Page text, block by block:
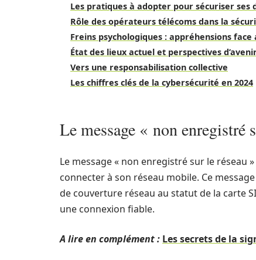
Les pratiques à adopter pour sécuriser ses
Rôle des opérateurs télécoms dans la
Freins psychologiques : appréhensions face
État des lieux actuel et perspectives
Vers une responsabilisation collective
Les chiffres clés de la cybersécurité en 2024
Le message « non enregistré
Le message « non enregistré sur le réseau
connecter à son réseau mobile. Ce
de couverture réseau au statut de la carte
une connexion fiable.
A lire en complément : Les secrets de la